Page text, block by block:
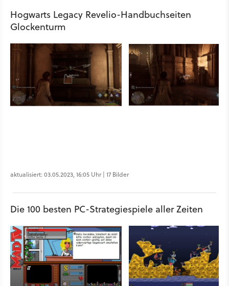
Hogwarts Legacy Revelio-Handbuchseiten
Glockenturm
aktualisiert: 03.05.2023, 16:05 Uhr | 17 Bilder
Die 100 besten PC-Strategiespiele aller Zeiten